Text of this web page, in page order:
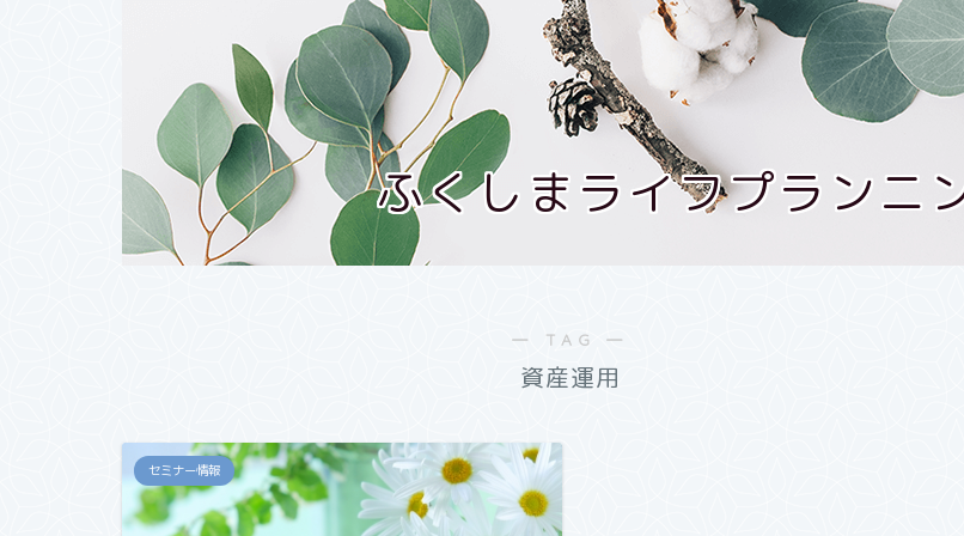
ふくしまライフプランニ
― TAG ―
資産運用
セミナー情報